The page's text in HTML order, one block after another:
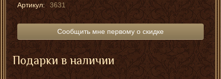
Артикул: 3631
Сообщить мне первому о скидке
Подарки в наличии